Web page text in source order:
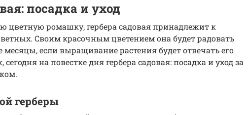
посадка и уход
цветную ромашку, гербера садовая принадлежит к
Своим красочным цветением она будет радовать
месяцы, если выращивание растения будет отвечать его
на повестке дня гербера садовая: посадка и уход за
герберы